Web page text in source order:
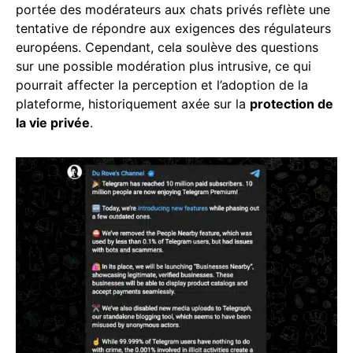
portée des modérateurs aux chats privés reflète une
tentative de répondre aux exigences des régulateurs
européens. Cependant, cela soulève des questions
sur une possible modération plus intrusive, ce qui
pourrait affecter la perception et l’adoption de la
plateforme, historiquement axée sur la protection de
la vie privée.